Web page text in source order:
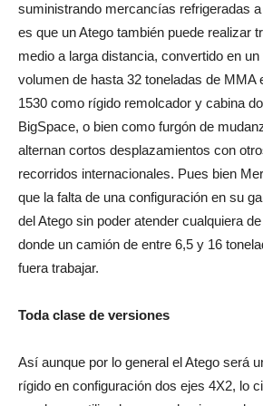
suministrando mercancías refrigeradas
es que un Atego también puede realizar
medio a larga distancia, convertido en
volumen de hasta 32 toneladas de MMA
1530 como rígido remolcador y cabina
BigSpace, o bien como furgón de
alternan cortos desplazamientos con
recorridos internacionales. Pues bien
que la falta de una configuración en su
del Atego sin poder atender cualquiera
donde un camión de entre 6,5 y 16
fuera trabajar.
Toda clase de versiones
Así aunque por lo general el Atego será
rígido en configuración dos ejes 4X2, lo